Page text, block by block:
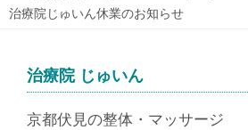
治療院じゅいん休業のお知らせ
治療院 じゅいん
京都伏見の整体・マッサージ